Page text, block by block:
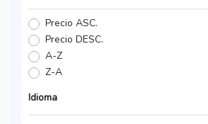
Precio ASC.
Precio DESC.
A-Z
Z-A
Idioma